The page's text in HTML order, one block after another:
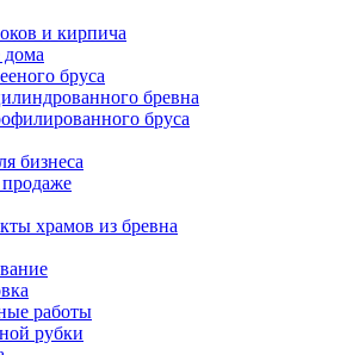
и кирпича
бруса
бревна
бруса
бизнеса
храмов из бревна
работы
рубки